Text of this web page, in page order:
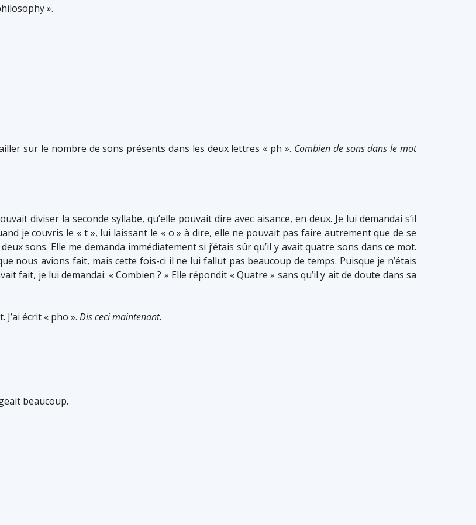
».
sur le nombre de sons présents dans les deux lettres « ph ». Combien de sons dans le mot
diviser la seconde syllabe, qu’elle pouvait dire avec aisance, en deux. Je lui demandai s’il
je couvris le « t », lui laissant le « o » à dire, elle ne pouvait pas faire autrement que de se
sons. Elle me demanda immédiatement si j’étais sûr qu’il y avait quatre sons dans ce mot.
nous avions fait, mais cette fois-ci il ne lui fallut pas beaucoup de temps. Puisque je n’étais
fait, je lui demandai: « Combien ? » Elle répondit « Quatre » sans qu’il y ait de doute dans sa
écrit « pho ». Dis ceci maintenant.
beaucoup.